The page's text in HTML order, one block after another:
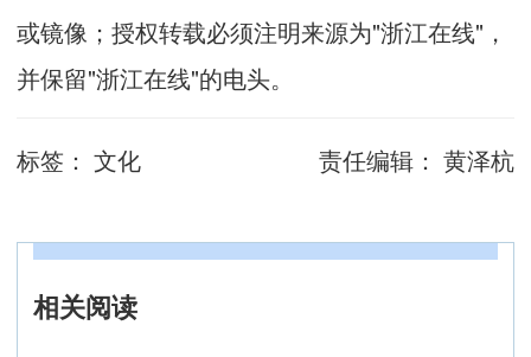
或镜像；授权转载必须注明来源为"浙江在线"，
并保留"浙江在线"的电头。
标签： 文化 责任编辑： 黄泽杭
相关阅读